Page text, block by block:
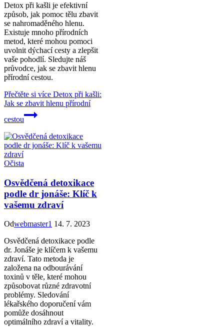
Detox při kašli je efektivní
způsob, jak pomoc tělu zbavit
se nahromaděného hlenu.
Existuje mnoho přírodních
metod, které mohou pomoci
uvolnit dýchací cesty a zlepšit
vaše pohodlí. Sledujte náš
průvodce, jak se zbavit hlenu
přírodní cestou.
Přečtěte si více Detox při kašli:
Jak se zbavit hlenu přírodní
cestou
Očista
Osvědčená detoxikace
podle dr jonáše: Klíč k
vašemu zdraví
Odwebmaster1 14. 7. 2023
Osvědčená detoxikace podle
dr. Jonáše je klíčem k vašemu
zdraví. Tato metoda je
založena na odbourávání
toxinů v těle, které mohou
způsobovat různé zdravotní
problémy. Sledování
lékařského doporučení vám
pomůže dosáhnout
optimálního zdraví a vitality.